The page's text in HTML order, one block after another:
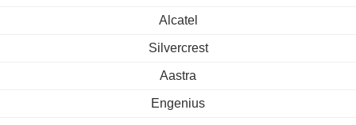
Alcatel
Silvercrest
Aastra
Engenius